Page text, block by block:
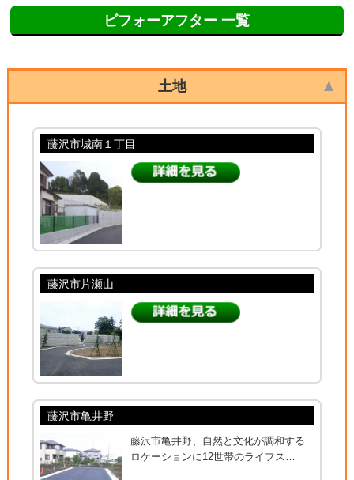
ビフォーアフター 一覧
土地
藤沢市城南１丁目
藤沢市片瀬山
藤沢市亀井野
藤沢市亀井野、自然と文化が調和する
ロケーションに12世帯のライフス…